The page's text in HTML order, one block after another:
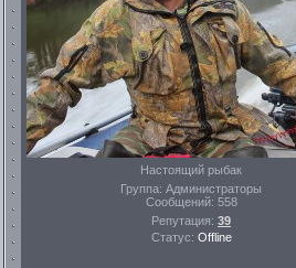
Настоящий рыбак
Группа: Администраторы
Сообщений: 558
Репутация: 39
Статус: Offline